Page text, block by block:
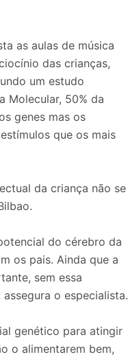
as aulas de música
das crianças,
um estudo
Molecular, 50% da
genes mas os
que os mais
da criança não se
do cérebro da
os pais. Ainda que a
sem essa
o especialista.
genético para atingir
o alimentarem bem,